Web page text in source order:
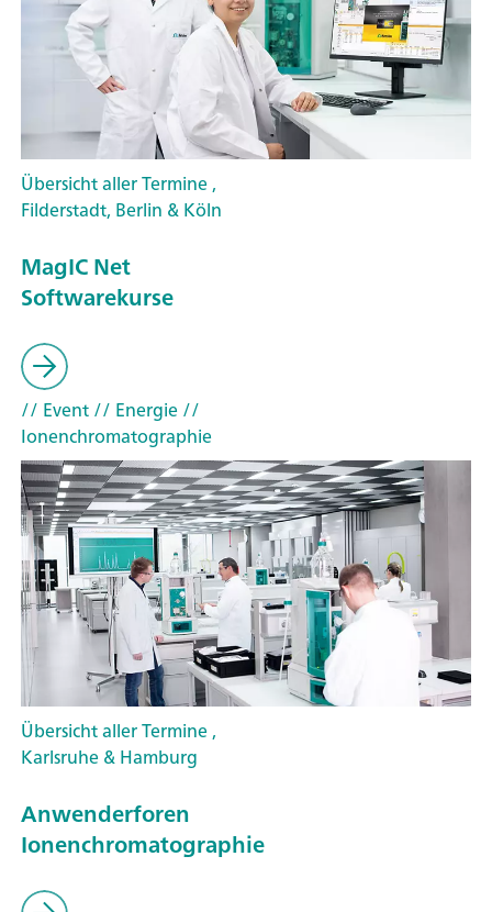
Übersicht aller Termine ,
Filderstadt, Berlin & Köln
MagIC Net
Softwarekurse
// Event// Energie//
Ionenchromatographie
Übersicht aller Termine ,
Karlsruhe & Hamburg
Anwenderforen
Ionenchromatographie